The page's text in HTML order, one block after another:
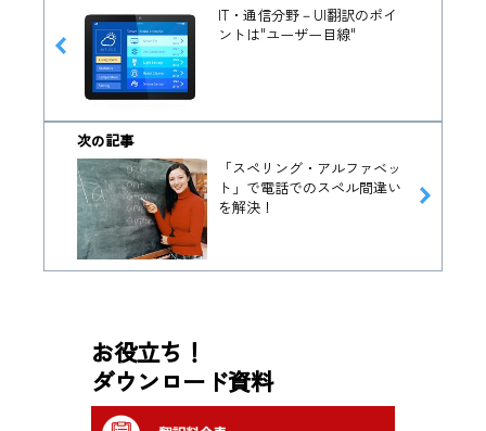
IT・通信分野－UI翻訳のポイ
ントは"ユーザー目線"
次の記事
「スペリング・アルファベッ
ト」で電話でのスペル間違い
を解決！
お役立ち！
ダウンロード資料